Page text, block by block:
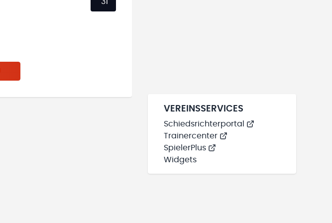
VEREINSSERVICES
Schiedsrichterportal
Trainercenter
SpielerPlus
Widgets